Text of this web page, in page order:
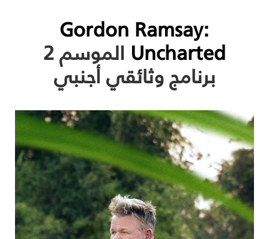
Gordon Ramsay:
Uncharted الموسم 2
برنامج وثائقي أجنبي